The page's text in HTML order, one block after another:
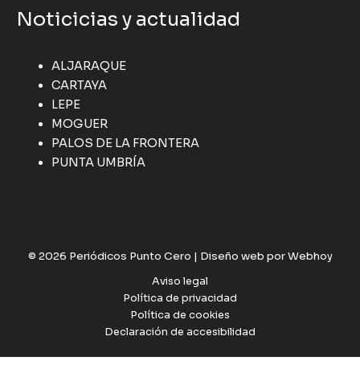
Noticicias y actualidad
ALJARAQUE
CARTAYA
LEPE
MOGUER
PALOS DE LA FRONTERA
PUNTA UMBRÍA
© 2026 Periódicos Punto Cero | Diseño web por Webhoy
Aviso legal
Política de privacidad
Política de cookies
Declaración de accesibilidad